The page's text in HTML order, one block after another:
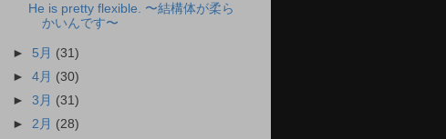
He is pretty flexible. 〜結構体が柔ら
かいんです〜
► 5月 (31)
►4月 (30)
►3月 (31)
► 2月 (28)